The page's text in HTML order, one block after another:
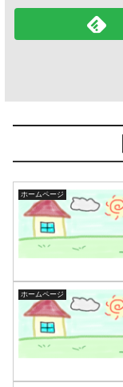
ホームページ
ホームページ